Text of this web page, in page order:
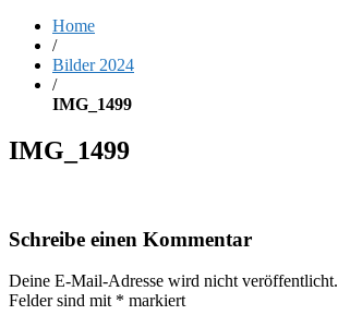
Home
/
Bilder 2024
/
IMG_1499
IMG_1499
Schreibe einen Kommentar
Deine E-Mail-Adresse wird nicht veröffentlicht.
Felder sind mit * markiert